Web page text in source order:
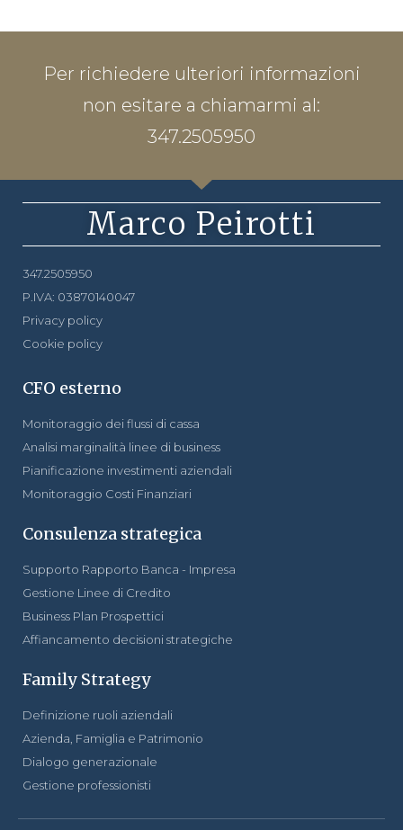
Per richiedere ulteriori informazioni
non esitare a chiamarmi al:
347.2505950
Marco Peirotti
347.2505950
P.IVA: 03870140047
Privacy policy
Cookie policy
CFO esterno
Monitoraggio dei flussi di cassa
Analisi marginalità linee di business
Pianificazione investimenti aziendali
Monitoraggio Costi Finanziari
Consulenza strategica
Supporto Rapporto Banca - Impresa
Gestione Linee di Credito
Business Plan Prospettici
Affiancamento decisioni strategiche
Family Strategy
Definizione ruoli aziendali
Azienda, Famiglia e Patrimonio
Dialogo generazionale
Gestione professionisti